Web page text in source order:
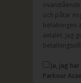
och påtar
betalningen
avtalet. Jag
Ja, jag
Parkour